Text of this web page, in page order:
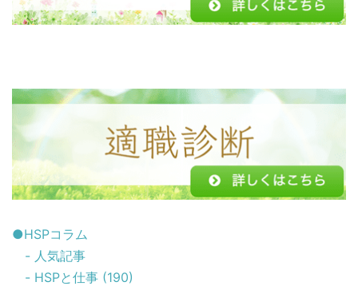
●HSPコラム
- 人気記事
- HSPと仕事 (190)